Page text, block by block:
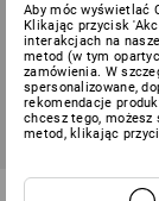
Tunika medyczna
Aby móc wyświetlać
Klikając przycisk
interakcjach na
metod (w tym
zamówienia. W
spersonalizowane,
rekomendacje
chcesz tego,
metod, klikając